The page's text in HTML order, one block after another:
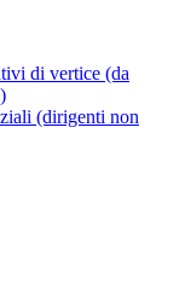
di vertice (da
(dirigenti non